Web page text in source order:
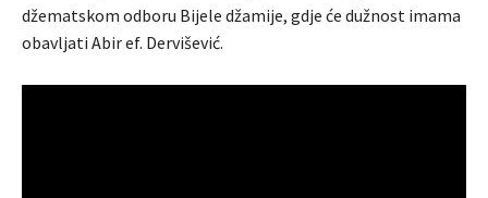
džematskom odboru Bijele džamije, gdje će dužnost imama
obavljati Abir ef. Dervišević.